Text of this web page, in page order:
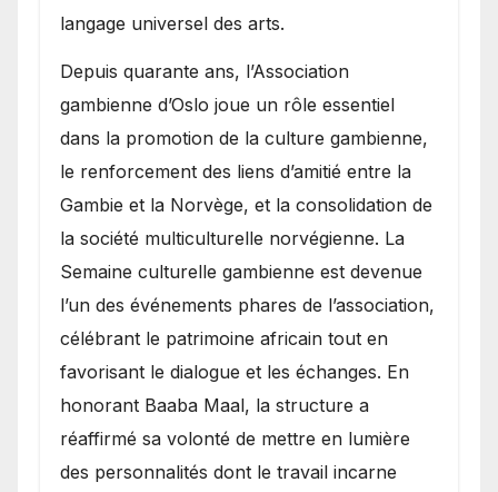
langage universel des arts.
​Depuis quarante ans, l’Association
gambienne d’Oslo joue un rôle essentiel
dans la promotion de la culture gambienne,
le renforcement des liens d’amitié entre la
Gambie et la Norvège, et la consolidation de
la société multiculturelle norvégienne. La
Semaine culturelle gambienne est devenue
l’un des événements phares de l’association,
célébrant le patrimoine africain tout en
favorisant le dialogue et les échanges. En
honorant Baaba Maal, la structure a
réaffirmé sa volonté de mettre en lumière
des personnalités dont le travail incarne